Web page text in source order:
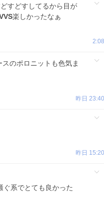
すどすしてるから目が
楽しかったなぁ
2:08
のポロニットも色気ま
昨日 23:40
昨日 15:20
ぐ系でとても良かった